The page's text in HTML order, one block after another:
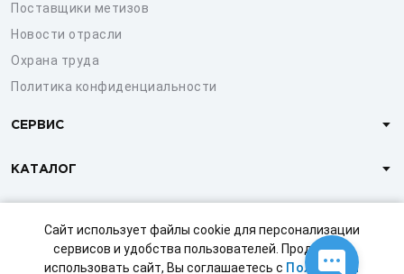
Сайт использует файлы cookie для персонализации
сервисов и удобства пользователей. Продолжая
использовать сайт, Вы соглашаетесь с Политикой
Поставщики метизов
Новости отрасли
Охрана труда
Политика конфиденциальности
СЕРВИС
КАТАЛОГ